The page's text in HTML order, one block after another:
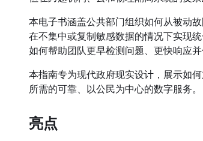
本电子书涵盖公共部门组织如何从被动
在不集中或复制敏感数据的情况下实现
如何帮助团队更早检测问题、更快响应并
本指南专为现代政府现实设计，展示如
所需的可靠、以公民为中心的数字服务。
亮点